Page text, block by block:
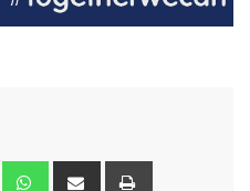
LinkedIn WhatsappShare